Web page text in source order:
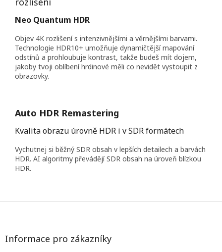
Neo Quantum HDR
Objev 4K rozlišení s intenzivnějšími a věrnějšími barvami.
Technologie HDR10+ umožňuje dynamičtější mapování
odstínů a prohloubuje kontrast, takže budeš mít dojem,
jakoby tvoji oblíbení hrdinové měli co nevidět vystoupit z
obrazovky.
Auto HDR Remastering
Kvalita obrazu úrovně HDR i v SDR formátech
Vychutnej si běžný SDR obsah v lepších detailech a barvách
HDR. AI algoritmy převádějí SDR obsah na úroveň blízkou
HDR.
Z
Informace pro zákazníky